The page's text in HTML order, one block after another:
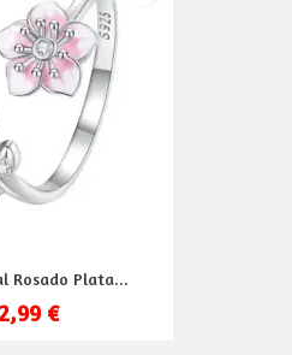
Rosado Plata...
€